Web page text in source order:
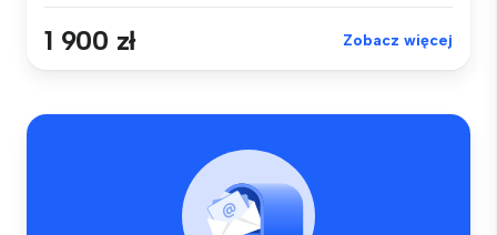
1 900 zł Zobacz więcej